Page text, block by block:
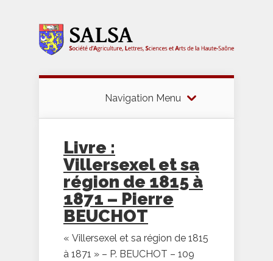
Navigation Menu
Livre :
Villersexel et sa
région de 1815 à
1871 – Pierre
BEUCHOT
« Villersexel et sa région de 1815
à 1871 » – P. BEUCHOT – 109